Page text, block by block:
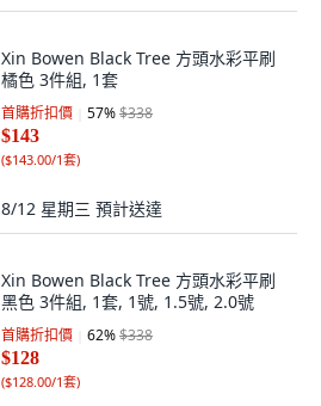
Xin Bowen Black Tree 方頭水彩平刷
橘色 3件組, 1套
首購折扣價 57%$338
$143
($143.00/1套)
8/12 星期三 預計送達
Xin Bowen Black Tree 方頭水彩平刷
黑色 3件組, 1套, 1號, 1.5號, 2.0號
首購折扣價 62%$338
$128
($128.00/1套)